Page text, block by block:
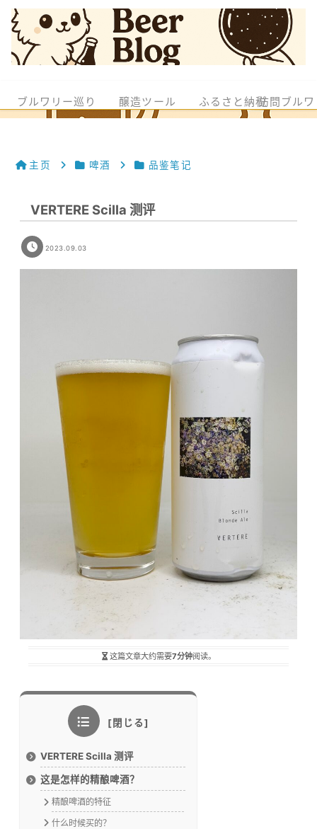
ブルワリー巡り 醸造ツール ふるさと納税訪問ブル
主页 啤酒 品鉴笔记
VERTERE Scilla 测评
2023.09.03
这篇文章大约需要7分钟阅读。
VERTERE Scilla 测评
这是怎样的精酿啤酒？
精酿啤酒的特征
什么时候买的？